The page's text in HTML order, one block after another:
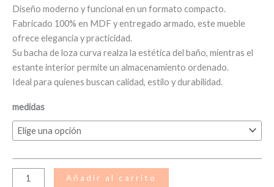
Diseño moderno y funcional en un formato compacto.
Fabricado 100% en MDF y entregado armado, este mueble
ofrece elegancia y practicidad.
Su bacha de loza curva realza la estética del baño, mientras el
estante interior permite un almacenamiento ordenado.
Ideal para quienes buscan calidad, estilo y durabilidad.
medidas
Añadir al carrito